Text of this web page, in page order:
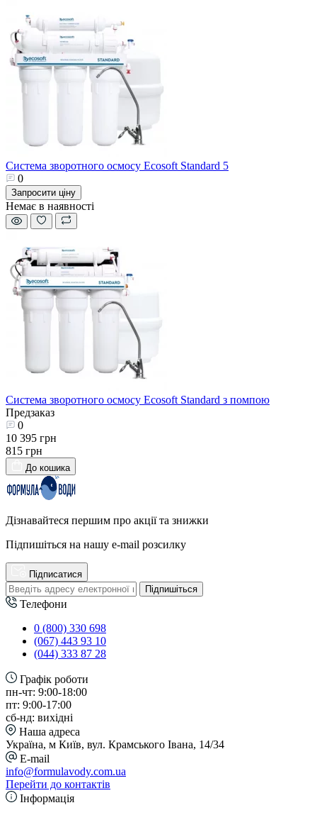
Система зворотного осмосу Ecosoft Standard 5
0
Запросити ціну
Немає в наявності
Система зворотного осмосу Ecosoft Standard з помпою
Предзаказ
0
10 395 грн
815 грн
До кошика
Дізнавайтеся першим про акції та знижки
Підпишіться на нашу e-mail розсилку
Підписатися
Підпишіться
Телефони
0 (800) 330 698
(067) 443 93 10
(044) 333 87 28
Графік роботи
пн-чт: 9:00-18:00
пт: 9:00-17:00
сб-нд: вихідні
Наша адреса
Україна, м Київ, вул. Крамського Івана, 14/34
E-mail
info@formulavody.com.ua
Перейти до контактів
Інформація